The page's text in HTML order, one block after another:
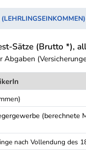
Sätze (Brutto *),
(berechnete
nach Vollendung des